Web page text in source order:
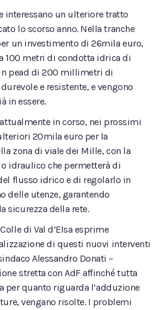
interessano un ulteriore tratto
lo scorso anno. Nella tranche
un investimento di 26mila euro,
100 metri di condotta idrica di
pead di 200 millimetri di
e resistente, e vengono
in essere.
in corso, nei prossimi
20mila euro per la
zona di viale dei Mille, con la
idraulico che permetterà di
flusso idrico e di regolarlo in
delle utenze, garantendo
sicurezza della rete.
di Val d’Elsa esprime
di questi nuovi interventi
Alessandro Donati –
stretta con AdF affinché tutta
per quanto riguarda l’adduzione
vengano risolte. I problemi